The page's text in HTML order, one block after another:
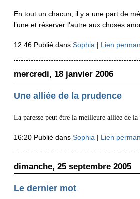
En tout un chacun, il y a une part de
l’une et réserver l'autre aux choses
12:46 Publié dans Sophia | Lien
mercredi, 18 janvier 2006
Une alliée de la prudence
La paresse peut être la meilleure alliée de la
16:20 Publié dans Sophia | Lien
dimanche, 25 septembre 2005
Le dernier mot